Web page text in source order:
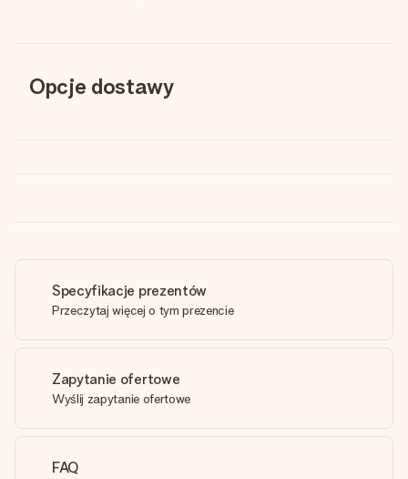
Opcje dostawy
Specyfikacje prezentów
Przeczytaj więcej o tym prezencie
Zapytanie ofertowe
Wyślij zapytanie ofertowe
FAQ